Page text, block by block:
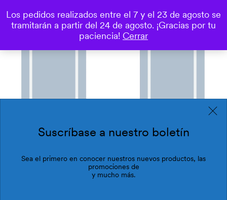
0
Suscríbase a nuestro boletín
Sea el primero en conocer nuestros nuevos productos, las
promociones de
y mucho más.
Los pedidos realizados entre el 7 y el 23 de agosto se
tramitarán a partir del 24 de agosto. ¡Gracias por tu
paciencia! Cerrar